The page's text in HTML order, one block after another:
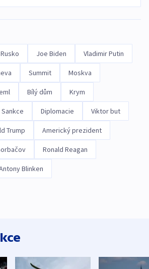
Rusko Joe Biden Vladimir Putin
Summit Moskva
Bílý dům Krym
Sankce Diplomacie Viktor but
Trump Americký prezident
Ronald Reagan
Blinken